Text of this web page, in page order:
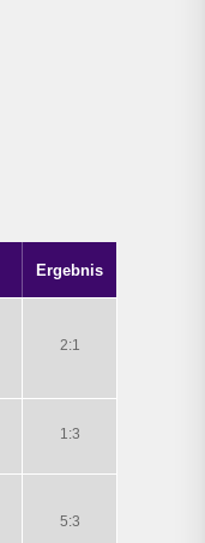
Ergebnis
2:1
1:3
5:3